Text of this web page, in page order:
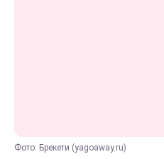
Фото: Брекети (yagoaway.ru)